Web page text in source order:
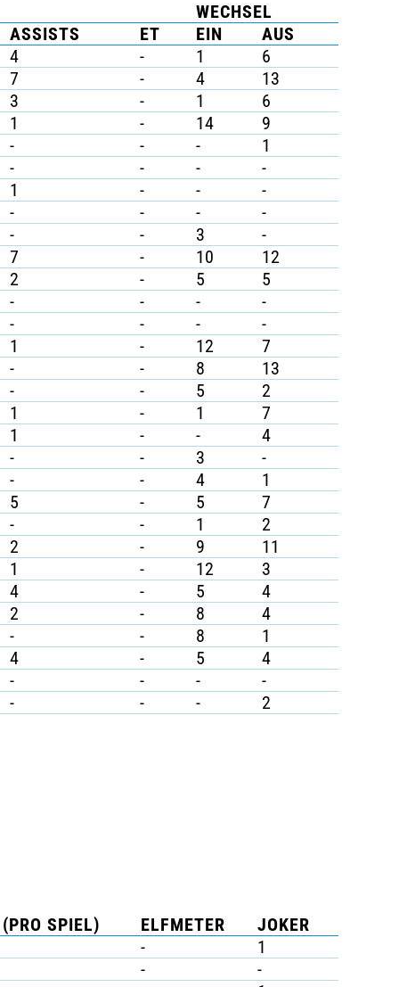
WECHSEL
ASSISTS ET EIN
AUS
4 - 1
6
7 - 4
13
3 - 1
6
1 - 14
9
- - -
1
- - -
-
1 - -
-
- - -
-
- - 3
-
7 - 10
12
2 - 5
5
- - -
-
- - -
-
1 - 12
7
- - 8
13
- - 5
2
1 - 1
7
1 - -
4
- - 3
-
- - 4
1
5 - 5
7
- - 1
2
2 - 9
11
1 - 12
3
4 - 5
4
2 - 8
4
- - 8
1
4 - 5
4
- - -
-
- - - 2
SPIEL) ELFMETER
JOKER
-
1
-
-